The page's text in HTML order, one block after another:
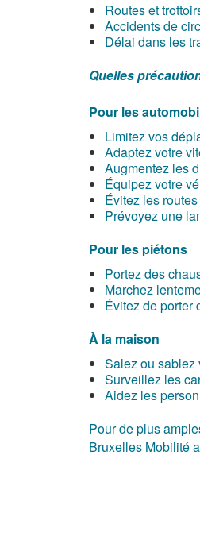
Routes et
Accidents de
Délai dans les
Quelles
Pour les
Limitez vos
Adaptez votre
Augmentez les
Équipez votre
Évitez les
Prévoyez une
Pour les piétons
Portez des
Marchez
Évitez de porter
À la maison
Salez ou sablez
Surveillez les
Aidez les
Pour de plus
Bruxelles Mobilité